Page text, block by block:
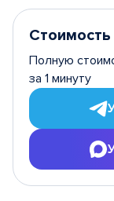
Стоимость
Полную
за 1 минуту